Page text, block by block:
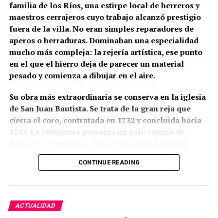
familia de los Ríos, una estirpe local de herreros y
maestros cerrajeros cuyo trabajo alcanzó prestigio
fuera de la villa. No eran simples reparadores de
aperos o herraduras. Dominaban una especialidad
mucho más compleja: la rejería artística, ese punto
en el que el hierro deja de parecer un material
pesado y comienza a dibujar en el aire.
Su obra más extraordinaria se conserva en la iglesia
de San Juan Bautista. Se trata de la gran reja que
cierra el coro, contratada en 1732 y concluida hacia
1742. La estructura presenta un solo cuerpo de
central por un gran remate ornamental. En lo alto
aparece una corona real flanqueada por ángeles con
guirnaldas a otros ángeles que parecen tocar sus
trompetas sobre el hierro. Algunas partes fueron
CONTINUE READING
ACTUALIDAD